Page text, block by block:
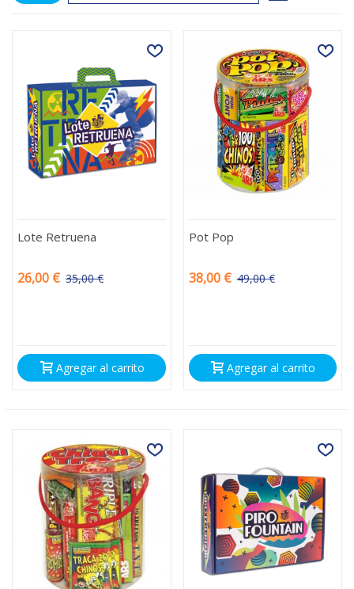
Lote Retruena
26,00 € 35,00 €
Agregar al carrito
Pot Pop
38,00 € 49,00 €
Agregar al carrito